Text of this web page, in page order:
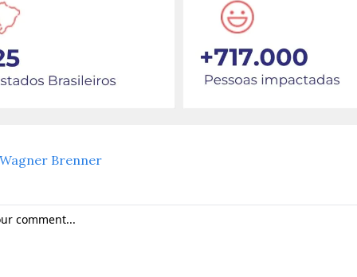
Brenner